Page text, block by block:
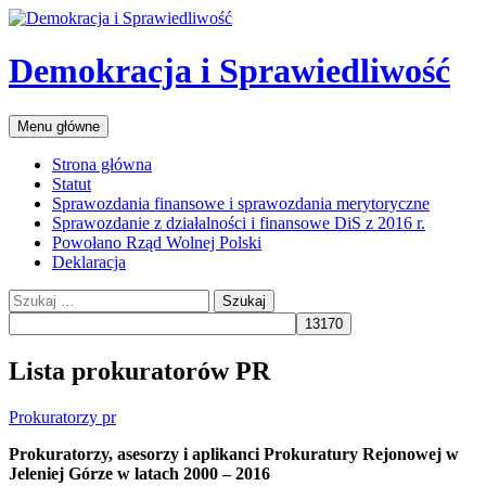
Przejdź
treści
Demokracja i Sprawiedliwość
Szukaj
Menu główne
Strona główna
Statut
Sprawozdania finansowe i sprawozdania merytoryczne
Sprawozdanie z działalności i finansowe DiS z 2016 r.
Powołano Rząd Wolnej Polski
Deklaracja
Szukaj:
Lista prokuratorów PR
Prokuratorzy pr
Prokuratorzy, asesorzy i aplikanci Prokuratury Rejonowej w
Jeleniej Górze w latach 2000 – 2016